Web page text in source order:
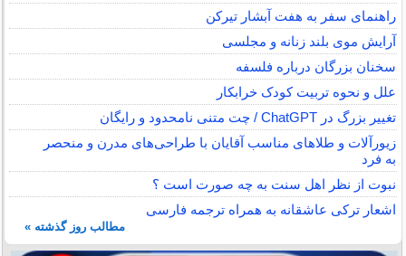
راهنمای سفر به هفت آبشار تیرکن
آرایش موی بلند زنانه و مجلسی
سخنان بزرگان درباره فلسفه
علل و نحوه تربیت کودک خرابکار
تغییر بزرگ در ChatGPT / چت متنی نامحدود و رایگان
زیورآلات و طلاهای مناسب آقایان با طراحی‌های مدرن و منحصر
به فرد
نبوت از نظر اهل سنت به چه صورت است ؟
اشعار ترکی عاشقانه به همراه ترجمه فارسی
مطالب روز گذشته »